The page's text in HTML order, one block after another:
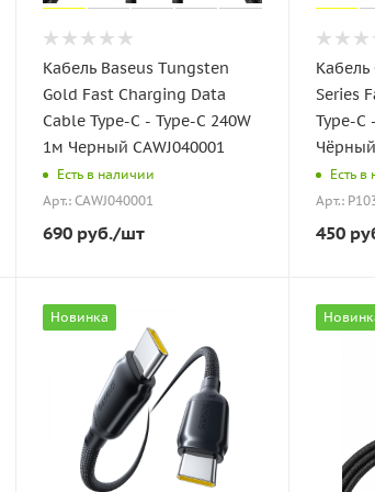
Кабель Baseus Tungsten
Gold Fast Charging Data
Cable Type-C - Type-C 240W
1м Черный CAWJ040001
Есть в наличии
Арт.: CAWJ040001
690 руб./шт
Кабель
Series
Type-C
Есть в
Арт.:
450
Новинка